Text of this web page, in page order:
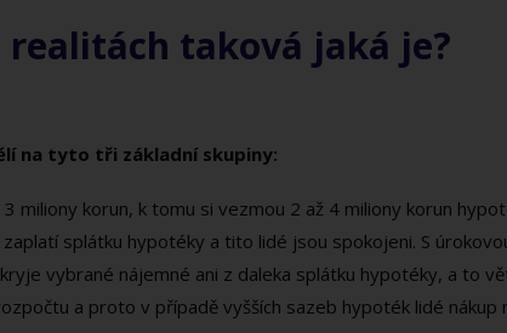
taková jaká je?
na tyto tři základní skupiny:
miliony korun, k tomu si vezmou 2 až 4 miliony korun
splátku hypotéky a tito lidé jsou spokojeni. S
vybrané nájemné ani z daleka splátku hypotéky, a to
a proto v případě vyšších sazeb hypoték lidé